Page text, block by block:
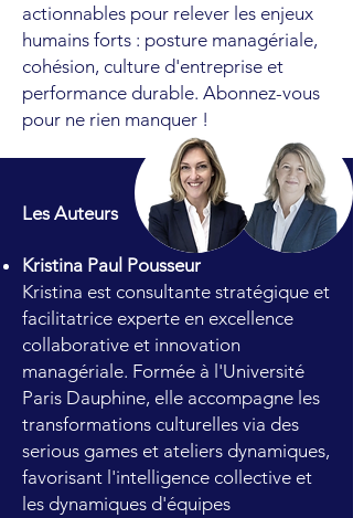
actionnables pour relever les enjeux
humains forts : posture managériale,
cohésion, culture d'entreprise et
performance durable. Abonnez-vous
pour ne rien manquer !
Les Auteurs
Kristina Paul Pousseur
Kristina est consultante stratégique et
facilitatrice experte en excellence
collaborative et innovation
managériale. Formée à l'Université
Paris Dauphine, elle accompagne les
transformations culturelles via des
serious games et ateliers dynamiques,
favorisant l'intelligence collective et
les dynamiques d'équipes